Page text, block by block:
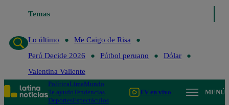
Temas
Lo último
Lo último
Me Caigo de Risa
Perú Decide 2026
Fútbol peruano
Dólar
Valentina Valiente
PolíticaLimaMundo
Te ayudoTendencias
DeportesEspectáculos
TV en vivo MENÚ